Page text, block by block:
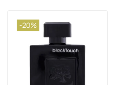
-20%